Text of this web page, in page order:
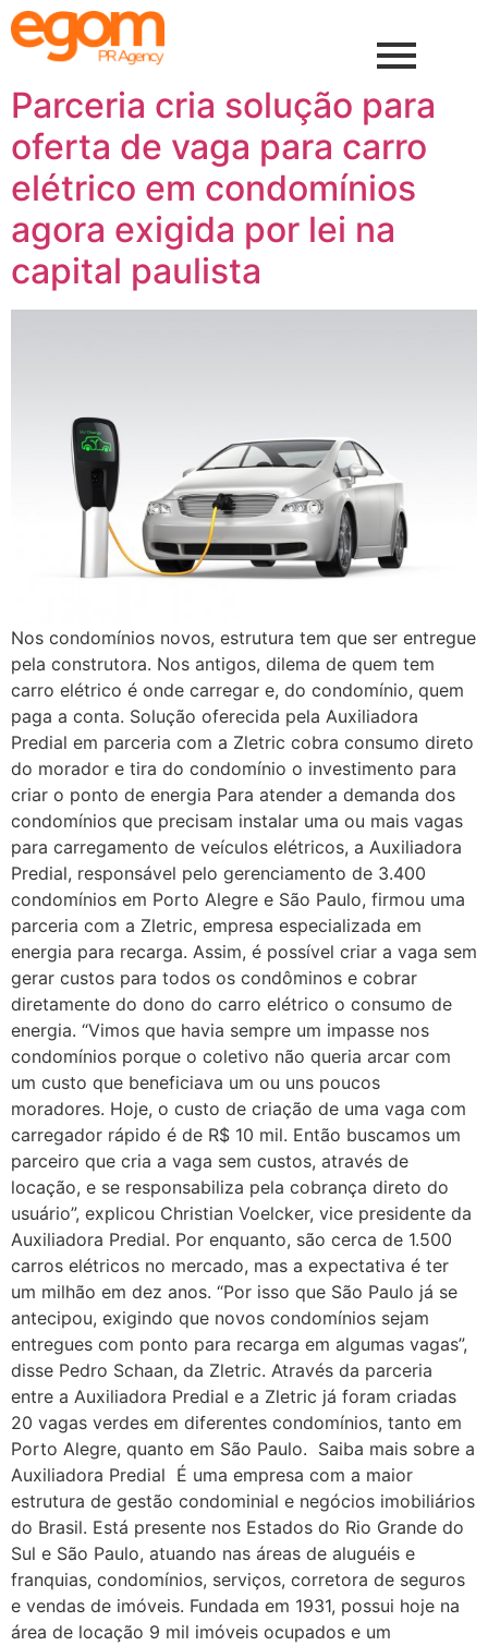
Parceria cria solução para
oferta de vaga para carro
elétrico em condomínios
agora exigida por lei na
capital paulista
Nos condomínios novos, estrutura tem que ser entregue
pela construtora. Nos antigos, dilema de quem tem
carro elétrico é onde carregar e, do condomínio, quem
paga a conta. Solução oferecida pela Auxiliadora
Predial em parceria com a Zletric cobra consumo direto
do morador e tira do condomínio o investimento para
criar o ponto de energia Para atender a demanda dos
condomínios que precisam instalar uma ou mais vagas
para carregamento de veículos elétricos, a Auxiliadora
Predial, responsável pelo gerenciamento de 3.400
condomínios em Porto Alegre e São Paulo, firmou uma
parceria com a Zletric, empresa especializada em
energia para recarga. Assim, é possível criar a vaga sem
gerar custos para todos os condôminos e cobrar
diretamente do dono do carro elétrico o consumo de
energia. “Vimos que havia sempre um impasse nos
condomínios porque o coletivo não queria arcar com
um custo que beneficiava um ou uns poucos
moradores. Hoje, o custo de criação de uma vaga com
carregador rápido é de R$ 10 mil. Então buscamos um
parceiro que cria a vaga sem custos, através de
locação, e se responsabiliza pela cobrança direto do
usuário”, explicou Christian Voelcker, vice presidente da
Auxiliadora Predial. Por enquanto, são cerca de 1.500
carros elétricos no mercado, mas a expectativa é ter
um milhão em dez anos. “Por isso que São Paulo já se
antecipou, exigindo que novos condomínios sejam
entregues com ponto para recarga em algumas vagas”,
disse Pedro Schaan, da Zletric. Através da parceria
entre a Auxiliadora Predial e a Zletric já foram criadas
20 vagas verdes em diferentes condomínios, tanto em
Porto Alegre, quanto em São Paulo. Saiba mais sobre a
Auxiliadora Predial É uma empresa com a maior
estrutura de gestão condominial e negócios imobiliários
do Brasil. Está presente nos Estados do Rio Grande do
Sul e São Paulo, atuando nas áreas de aluguéis e
franquias, condomínios, serviços, corretora de seguros
e vendas de imóveis. Fundada em 1931, possui hoje na
área de locação 9 mil imóveis ocupados e um